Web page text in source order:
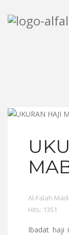
Al-Falah
Hits: 1351
Ibadat haji